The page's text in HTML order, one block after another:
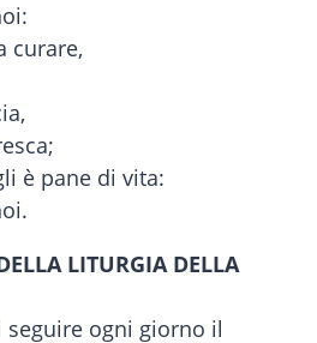
curare,
è pane di vita:
LITURGIA DELLA
seguire ogni giorno il